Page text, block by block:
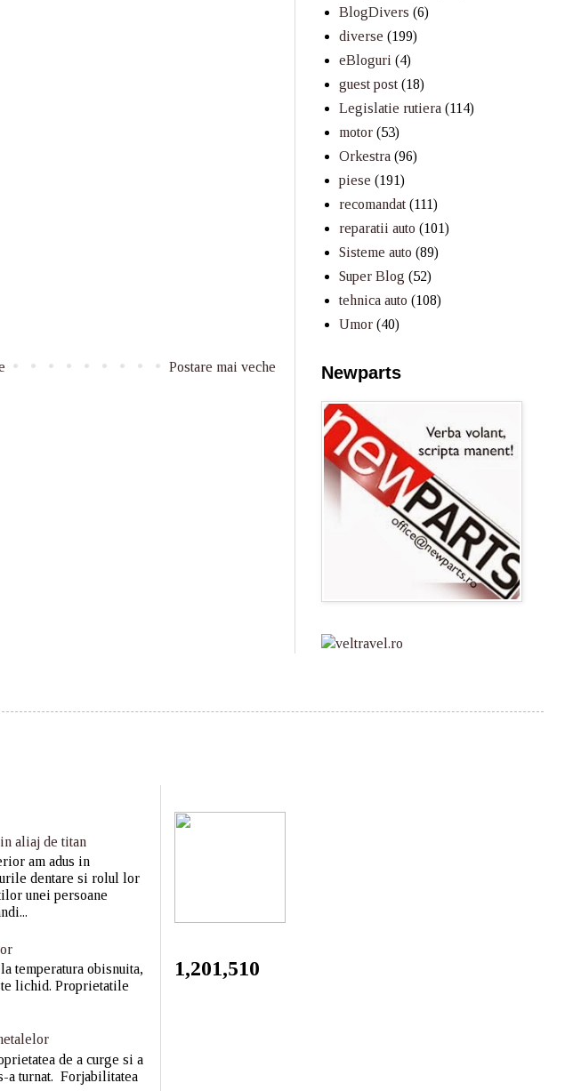
Postare mai veche
BlogDivers (6)
diverse (199)
eBloguri (4)
guest post (18)
Legislatie rutiera (114)
motor (53)
Orkestra (96)
piese (191)
recomandat (111)
reparatii auto (101)
Sisteme auto (89)
Super Blog (52)
tehnica auto (108)
Umor (40)
Newparts
aliaj de titan
am adus in
dentare si rolul lor
unei persoane
temperatura obisnuita,
lichid. Proprietatile
de a curge si a
a turnat. Forjabilitatea
1,201,510